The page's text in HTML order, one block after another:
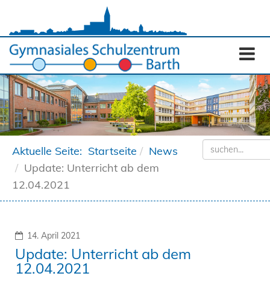
Aktuelle Seite: Startseite
News
Update: Unterricht ab dem
12.04.2021
14. April 2021
Update: Unterricht ab dem
12.04.2021